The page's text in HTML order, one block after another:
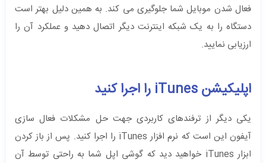
فعال شدن موبایل شما جلوگیری می‌ کند. به همین دلیل بهتر است
دستگاه را به یک شبکه اینترنت دیگر اتصال دهید و عملکرد آن را
ارزیابی نمایید.
اپلیکیشن iTunes را اجرا کنید
یکی دیگر از ترفندهای کاربردی جهت حل مشکلات فعال سازی
آیفون‌ این است که نرم افزار iTunes را اجرا کنید. پس از باز کردن
ابزار iTunes خواهید دید که گوشی اپل شما به راحتی توسط آن